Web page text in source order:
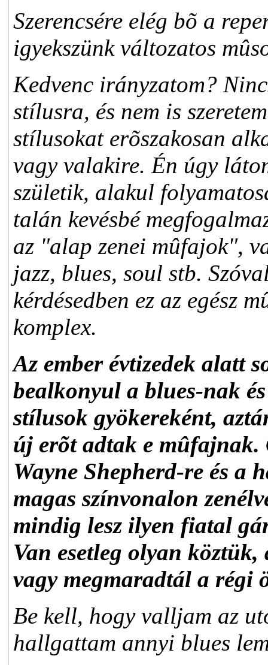
Szerencsére elég bõ a
igyekszünk változatos
Kedvenc irányzatom?
stílusra, és nem is
stílusokat erõszakosan
vagy valakire. Én úgy
születik, alakul
talán kevésbé
az "alap zenei mûfajok",
jazz, blues, soul stb.
kérdésedben ez az egész
komplex.
Az ember évtizedek alatt
bealkonyul a blues-nak
stílusok gyökereként,
új erõt adtak e
Wayne Shepherd-re és a
magas színvonalon
mindig lesz ilyen fiatal
Van esetleg olyan köztük,
vagy megmaradtál a régi
Be kell, hogy valljam az
hallgattam annyi blues